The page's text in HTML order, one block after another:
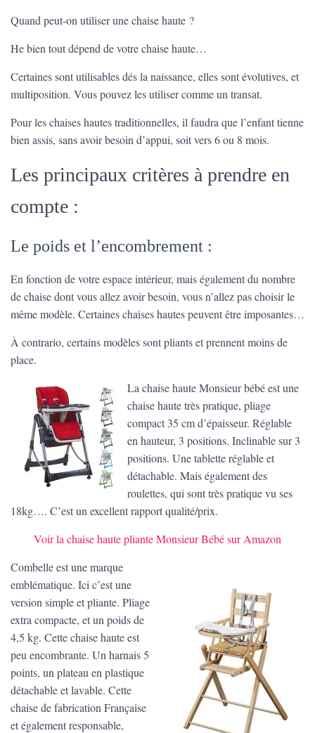
Quand peut-on utiliser une chaise haute ?
He bien tout dépend de votre chaise haute…
Certaines sont utilisables dés la naissance, elles sont évolutives, et
multiposition. Vous pouvez les utiliser comme un transat.
Pour les chaises hautes traditionnelles, il faudra que l’enfant tienne
bien assis, sans avoir besoin d’appui, soit vers 6 ou 8 mois.
Les principaux critères à prendre en
compte :
Le poids et l’encombrement :
En fonction de votre espace intérieur, mais également du nombre
de chaise dont vous allez avoir besoin, vous n’allez pas choisir le
même modèle. Certaines chaises hautes peuvent être imposantes…
À contrario, certains modèles sont pliants et prennent moins de
place.
La chaise haute Monsieur bébé est une
chaise haute très pratique, pliage
compact 35 cm d’épaisseur. Réglable
en hauteur, 3 positions. Inclinable sur 3
positions. Une tablette réglable et
détachable. Mais également des
roulettes, qui sont très pratique vu ses
18kg…. C’est un excellent rapport qualité/prix.
Voir la chaise haute pliante Monsieur Bébé sur Amazon
Combelle est une marque
emblématique. Ici c’est une
version simple et pliante. Pliage
extra compacte, et un poids de
4,5 kg. Cette chaise haute est
peu encombrante. Un harnais 5
points, un plateau en plastique
détachable et lavable. Cette
chaise de fabrication Française
et également responsable,